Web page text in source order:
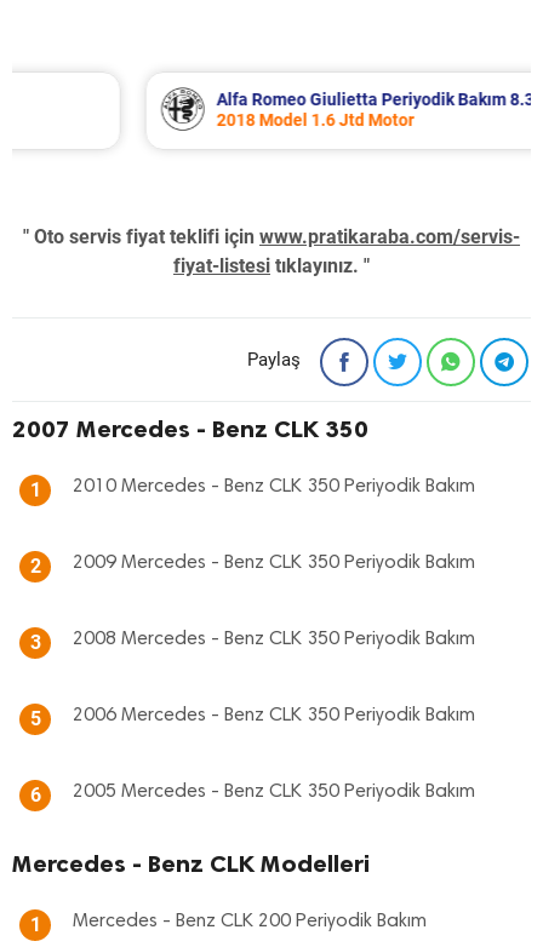
Alfa Romeo Giulietta Periyodik Bakım 8.340 TL
2018 Model 1.6 Jtd Motor
" Oto servis fiyat teklifi için www.pratikaraba.com/servis-
fiyat-listesi tıklayınız. "
Paylaş
2007 Mercedes - Benz CLK 350
1 2010 Mercedes - Benz CLK 350 Periyodik Bakım
2 2009 Mercedes - Benz CLK 350 Periyodik Bakım
3 2008 Mercedes - Benz CLK 350 Periyodik Bakım
5 2006 Mercedes - Benz CLK 350 Periyodik Bakım
6 2005 Mercedes - Benz CLK 350 Periyodik Bakım
Mercedes - Benz CLK Modelleri
1 Mercedes - Benz CLK 200 Periyodik Bakım